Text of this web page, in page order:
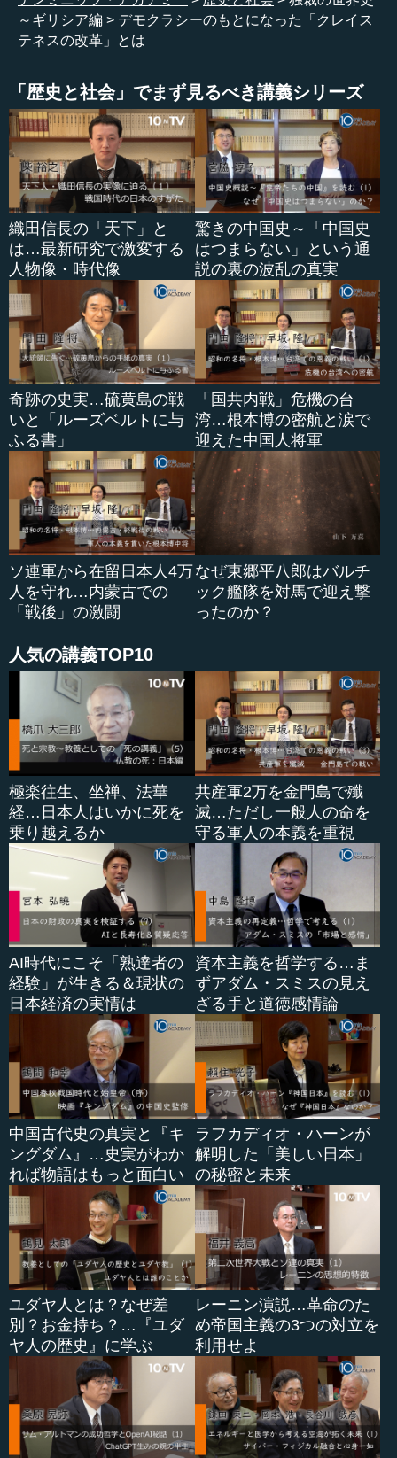
～ギリシア編
デモクラシーのもとになった「クレイス
テネスの改革」とは
「歴史と社会」でまず見るべき講義シリーズ
織田信長の「天下」と
は…最新研究で激変する
人物像・時代像
驚きの中国史～「中国史
はつまらない」という通
説の裏の波乱の真実
奇跡の史実…硫黄島の戦
いと「ルーズベルトに与
ふる書」
「国共内戦」危機の台
湾…根本博の密航と涙で
迎えた中国人将軍
ソ連軍から在留日本人4万
人を守れ…内蒙古での
「戦後」の激闘
なぜ東郷平八郎はバルチ
ック艦隊を対馬で迎え撃
ったのか？
人気の講義TOP10
極楽往生、坐禅、法華
経…日本人はいかに死を
乗り越えるか
共産軍2万を金門島で殲
滅…ただし一般人の命を
守る軍人の本義を重視
AI時代にこそ「熟達者の
経験」が生きる＆現状の
日本経済の実情は
資本主義を哲学する…ま
ずアダム・スミスの見え
ざる手と道徳感情論
中国古代史の真実と『キ
ングダム』…史実がわか
れば物語はもっと面白い
ラフカディオ・ハーンが
解明した「美しい日本」
の秘密と未来
ユダヤ人とは？なぜ差
別？お金持ち？…『ユダ
ヤ人の歴史』に学ぶ
レーニン演説…革命のた
め帝国主義の3つの対立を
利用せよ